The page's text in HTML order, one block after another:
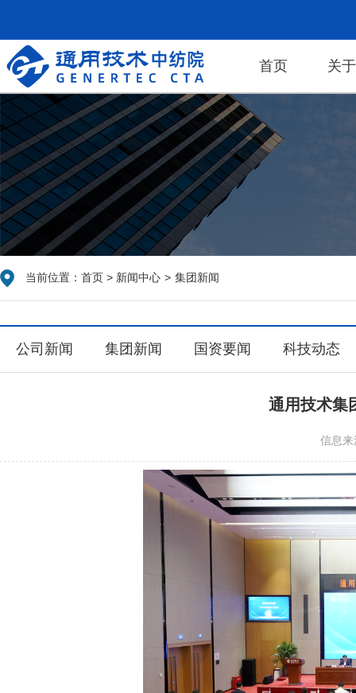
首页 关
当前位置： 首页 > 新闻中心 > 集团新闻
公司新闻 集团新闻 国资要闻 科技动态
通用技术集
信息来